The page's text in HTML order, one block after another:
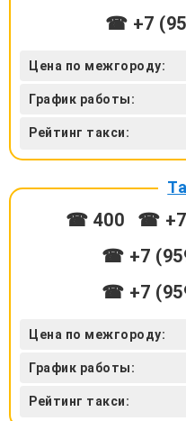
☎ +7
Цена по межгороду:
График работы:
Рейтинг такси:
☎ 400
☎ +7
☎ +7
☎ +7
Цена по межгороду:
График работы:
Рейтинг такси: